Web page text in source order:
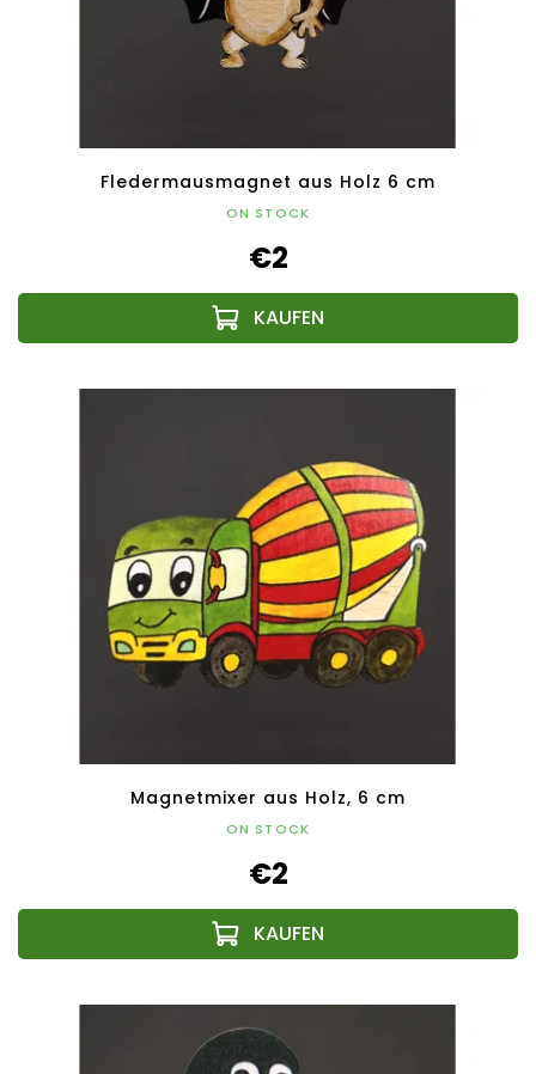
Fledermausmagnet aus Holz 6 cm
ON STOCK
€2
Magnetmixer aus Holz, 6 cm
ON STOCK
€2